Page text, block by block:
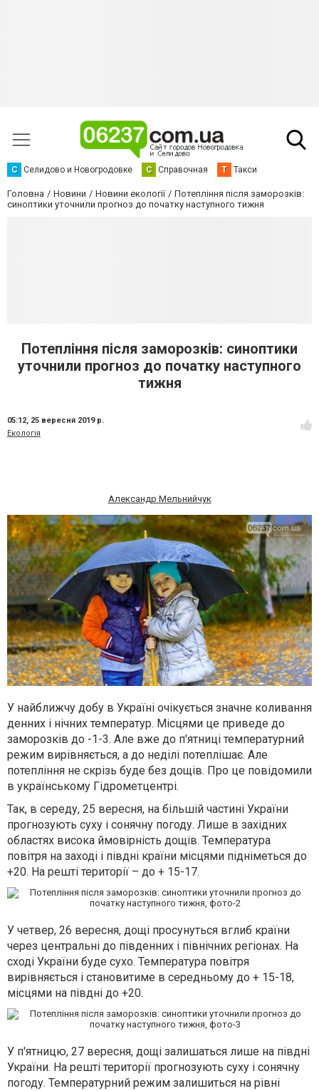
С Селидово и Новогродовке С Справочная Т Такси
Головна Новини Новини екології
Потепління після заморозків:
синоптики уточнили прогноз до початку наступного тижня
Потепління після заморозків: синоптики
уточнили прогноз до початку наступного
тижня
05:12, 25 вересня 2019 р.
Екологія
Александр Мельнийчук
У найближчу добу в Україні очікується значне коливання
денних і нічних температур. Місцями це приведе до
заморозків до -1-3. Але вже до п'ятниці температурний
режим вирівняється, а до неділі потеплішає. Але
потепління не скрізь буде без дощів. Про це повідомили
в українському Гідрометцентрі.
Так, в середу, 25 вересня, на більшій частині України
прогнозують суху і сонячну погоду. Лише в західних
областях висока ймовірність дощів. Температура
повітря на заході і півдні країни місцями підніметься до
+20. На решті території – до + 15-17.
У четвер, 26 вересня, дощі просунуться вглиб країни
через центральні до південних і північних регіонах. На
сході України буде сухо. Температура повітря
вирівняється і становитиме в середньому до + 15-18,
місцями на півдні до +20.
У п'ятницю, 27 вересня, дощі залишаться лише на півдні
України. На решті території прогнозують суху і сонячну
погоду. Температурний режим залишиться на рівні